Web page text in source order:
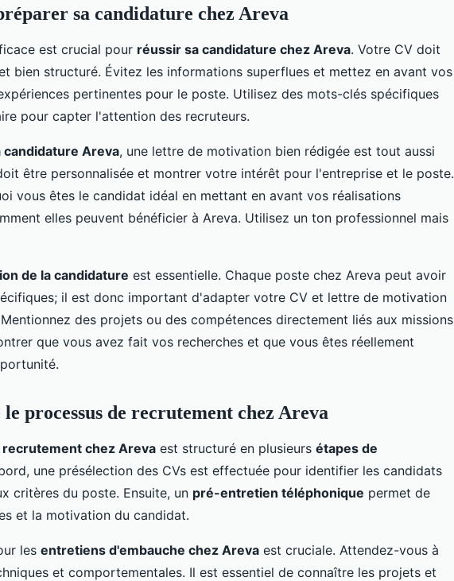
sa candidature chez Areva
est crucial pour réussir sa candidature chez Areva. Votre CV doit
bien structuré. Évitez les informations superflues et mettez en avant vos
pertinentes pour le poste. Utilisez des mots-clés spécifiques
pour capter l'attention des recruteurs.
candidature Areva, une lettre de motivation bien rédigée est tout aussi
être personnalisée et montrer votre intérêt pour l'entreprise et le poste.
vous êtes le candidat idéal en mettant en avant vos réalisations
elles peuvent bénéficier à Areva. Utilisez un ton professionnel mais
de la candidature est essentielle. Chaque poste chez Areva peut avoir
il est donc important d'adapter votre CV et lettre de motivation
des projets ou des compétences directement liés aux missions
que vous avez fait vos recherches et que vous êtes réellement
processus de recrutement chez Areva
chez Areva est structuré en plusieurs étapes de
une présélection des CVs est effectuée pour identifier les candidats
critères du poste. Ensuite, un pré-entretien téléphonique permet de
et la motivation du candidat.
les entretiens d'embauche chez Areva est cruciale. Attendez-vous à
et comportementales. Il est essentiel de connaître les projets et